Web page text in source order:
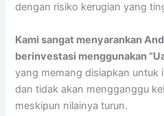
dengan risiko kerugian yang
Kami sangat menyarankan
berinvestasi menggunakan
yang memang disiapkan untuk
dan tidak akan mengganggu
meskipun nilainya turun.